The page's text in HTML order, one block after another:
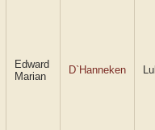
Edward
Marian
D`Hanneken